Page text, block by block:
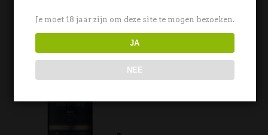
Je moet 18 jaar zijn om deze site te mogen bezoeken.
JA
NEE